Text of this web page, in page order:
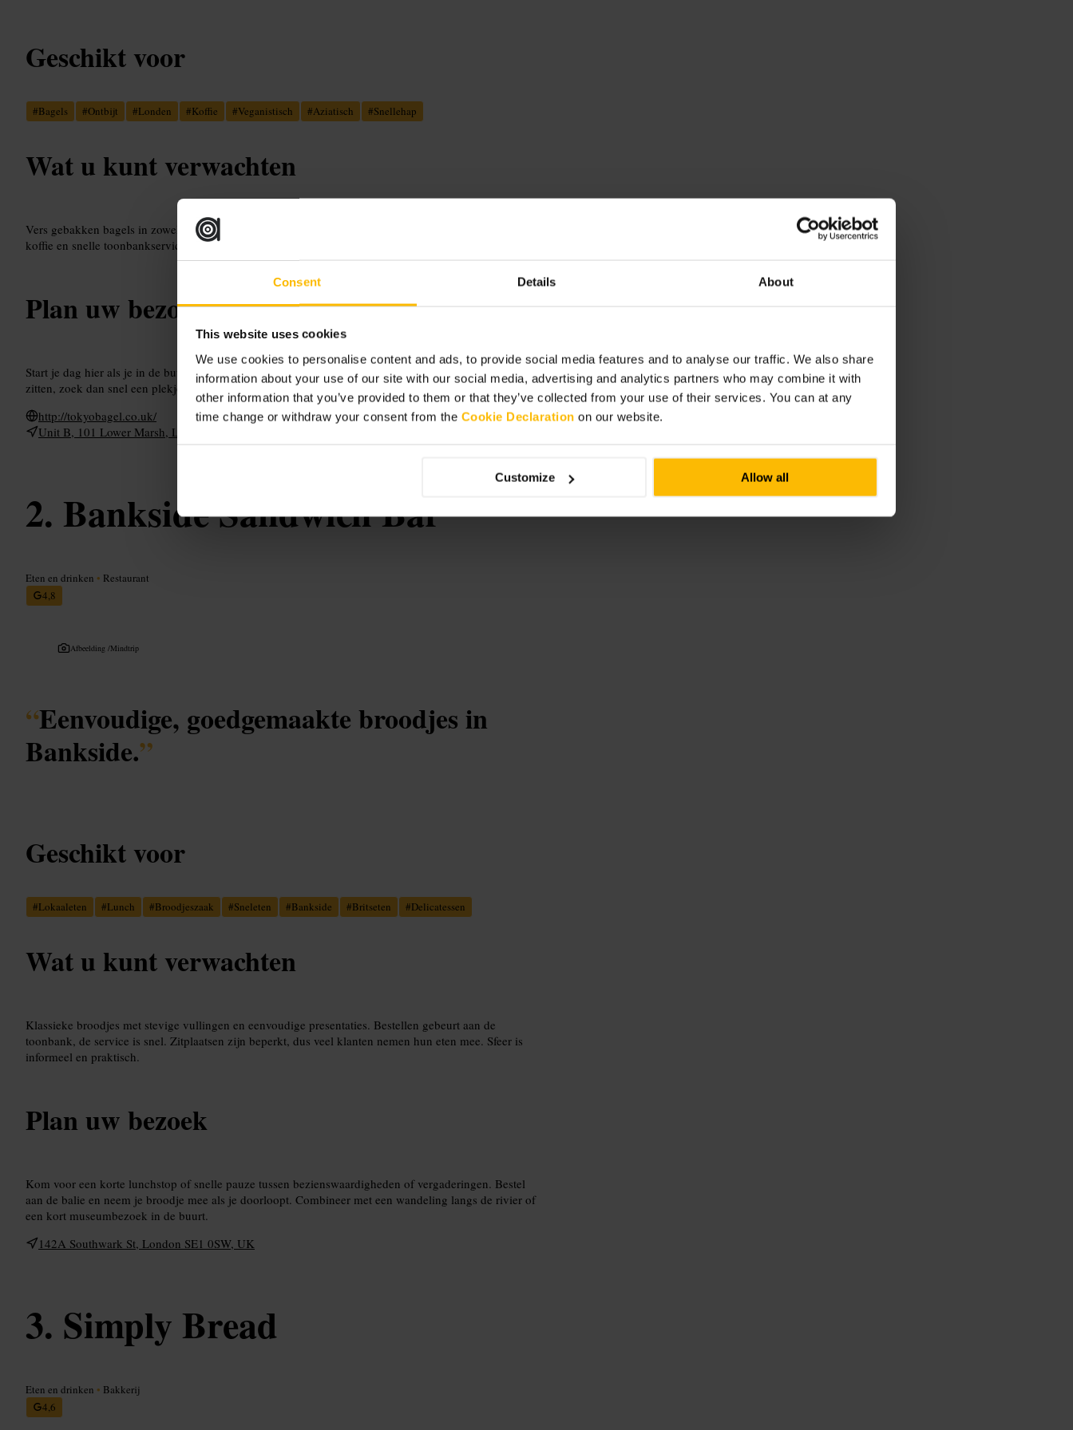
Consent Details About
This website uses cookies
We use cookies to personalise content and ads, to provide social media features and to analyse our traffic. We also share
information about your use of our site with our social media, advertising and analytics partners who may combine it with
other information that you’ve provided to them or that they’ve collected from your use of their services. You can at any
time change or withdraw your consent from the Cookie Declaration on our website.
Customize Allow all
Geschikt voor
#Bagels #Ontbijt #Londen #Koffie #Veganistisch #Aziatisch #Snellehap
Wat u kunt verwachten
Vers gebakken bagels in zowel hartige als zoete varianten. Veel vegan- en vegetarische opties. Barista-
koffie en snelle toonbankservice, geschikt voor afhalen of een korte stop ter plaatse.
Plan uw bezoek
Start je dag hier als je in de buurt bent. Bestel aan de toonbank en kies afhalen als je haast hebt. Wil je
zitten, zoek dan snel een plekje of neem je bagel mee naar een nabijgelegen park of kantoor.
http://tokyobagel.co.uk/
Unit B, 101 Lower Marsh, London SE1 7AB, UK
Bankside Sandwich Bar
Eten en drinken • Restaurant
4,8
Afbeelding /Mindtrip
“Eenvoudige, goedgemaakte broodjes in
Bankside.”
Geschikt voor
#Lokaaleten #Lunch #Broodjeszaak #Sneleten #Bankside #Britseten #Delicatessen
Wat u kunt verwachten
Klassieke broodjes met stevige vullingen en eenvoudige presentaties. Bestellen gebeurt aan de
toonbank, de service is snel. Zitplaatsen zijn beperkt, dus veel klanten nemen hun eten mee. Sfeer is
informeel en praktisch.
Plan uw bezoek
Kom voor een korte lunchstop of snelle pauze tussen bezienswaardigheden of vergaderingen. Bestel
aan de balie en neem je broodje mee als je doorloopt. Combineer met een wandeling langs de rivier of
een kort museumbezoek in de buurt.
142A Southwark St, London SE1 0SW, UK
Simply Bread
Eten en drinken • Bakkerij
4,6